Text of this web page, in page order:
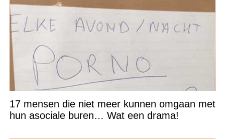
17 mensen die niet meer kunnen omgaan met
hun asociale buren… Wat een drama!